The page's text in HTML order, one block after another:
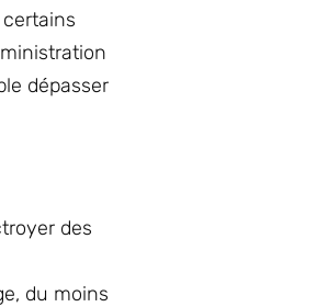
dépasser
des
du moins